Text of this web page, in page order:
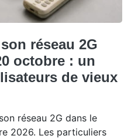
réseau 2G
octobre : un
de vieux
réseau 2G dans le
2026. Les particuliers